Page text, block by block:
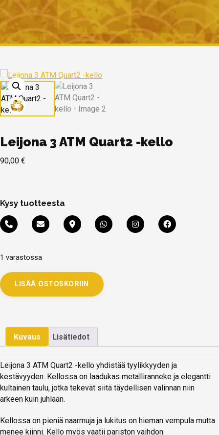
Leijona 3 ATM Quart2 -kello
90,00 €
Kysy tuotteesta
1 varastossa
LISÄÄ OSTOSKORIIN
Kuvaus Lisätiedot
Leijona 3 ATM Quart2 -kello yhdistää tyylikkyyden ja
kestävyyden. Kellossa on laadukas metalliranneke ja elegantti
kultainen taulu, jotka tekevät siitä täydellisen valinnan niin
arkeen kuin juhlaan.
Kellossa on pieniä naarmuja ja lukitus on hieman vempula mutta
menee kiinni. Kello myös vaatii pariston vaihdon.